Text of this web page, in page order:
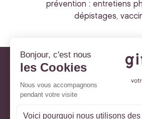
prévention : entretiens
dépistages,
À